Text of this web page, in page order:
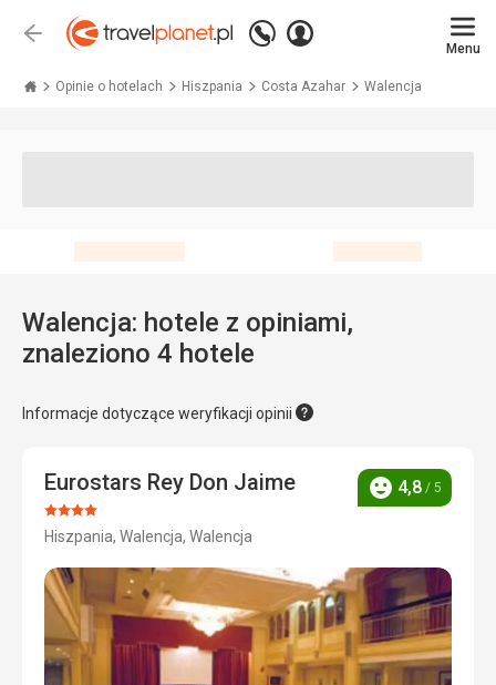
Wstecz
Zadzwoń
+48 71 771 76 55
Zaloguj
Menu
Opinie o hotelach Hiszpania Costa Azahar Walencja
Walencja: hotele z opiniami,
znaleziono 4 hotele
Informacje dotyczące weryfikacji opinii
Eurostars Rey Don Jaime
Ocena:
4/5
Hiszpania, Walencja, Walencja
Ocena
4,8 / 5